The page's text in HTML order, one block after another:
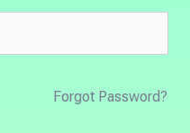
Forgot Password?